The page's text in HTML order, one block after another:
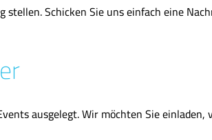
Schicken Sie uns einfach eine
ausgelegt. Wir möchten Sie einladen,